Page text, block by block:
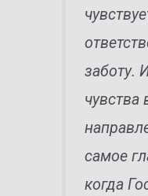
заботу.
чувства
самое
когда